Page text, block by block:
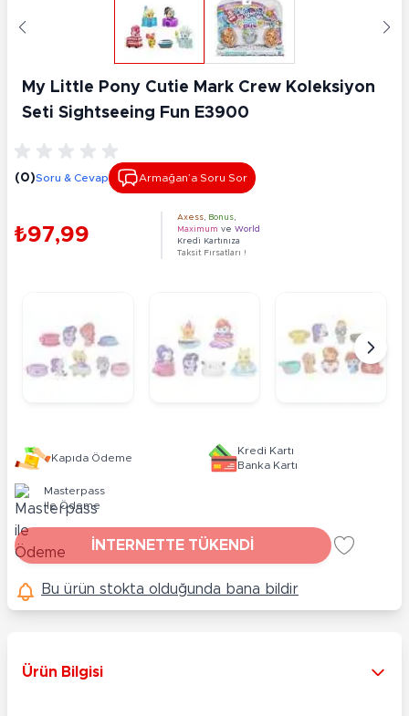
My Little Pony Cutie Mark Crew Koleksiyon
Seti Sightseeing Fun E3900
(0)Soru & Cevap Armağan’a Soru Sor
₺97,99
Axess Bonus
Maximum ve World
Kredi Kartınıza
Taksit Fırsatları !
Kapıda Ödeme
Kredi Kartı
Banka Kartı
Masterpass
ile Ödeme
İNTERNETTE TÜKENDİ
Bu ürün stokta olduğunda bana bildir
Ürün Bilgisi